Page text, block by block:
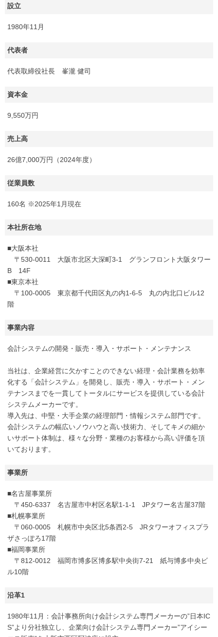
設立
1980年11月
代表者
代表取締役社長 峯瀧 健司
資本金
9,550万円
売上高
26億7,000万円（2024年度）
従業員数
160名 ※2025年1月現在
本社所在地
■大阪本社
〒530-0011 大阪市北区大深町3-1 グランフロント大阪タワー
B 14F
■東京本社
〒100-0005 東京都千代田区丸の内1-6-5 丸の内北口ビル12
階
事業内容
会計システムの開発・販売・導入・サポート・メンテナンス
当社は、企業経営に欠かすことのできない経理・会計業務を効率
化する「会計システム」を開発し、販売・導入・サポート・メン
テナンスまでを一貫してトータルにサービスを提供している会計
システムメーカーです。
導入先は、中堅・大手企業の経理部門・情報システム部門です。
会計システムの幅広いノウハウと高い技術力、そしてキメの細か
いサポート体制は、様々な分野・業種のお客様から高い評価を頂
いております。
事業所
■名古屋事業所
〒450-6337 名古屋市中村区名駅1-1-1 JPタワー名古屋37階
■札幌事業所
〒060-0005 札幌市中央区北5条西2-5 JRタワーオフィスプラ
ザさっぽろ17階
■福岡事業所
〒812-0012 福岡市博多区博多駅中央街7-21 紙与博多中央ビ
ル10階
沿革1
1980年11月：会計事務所向け会計システム専門メーカーの”日本IC
S”より分社独立し、企業向け会計システム専門メーカー”アイシー